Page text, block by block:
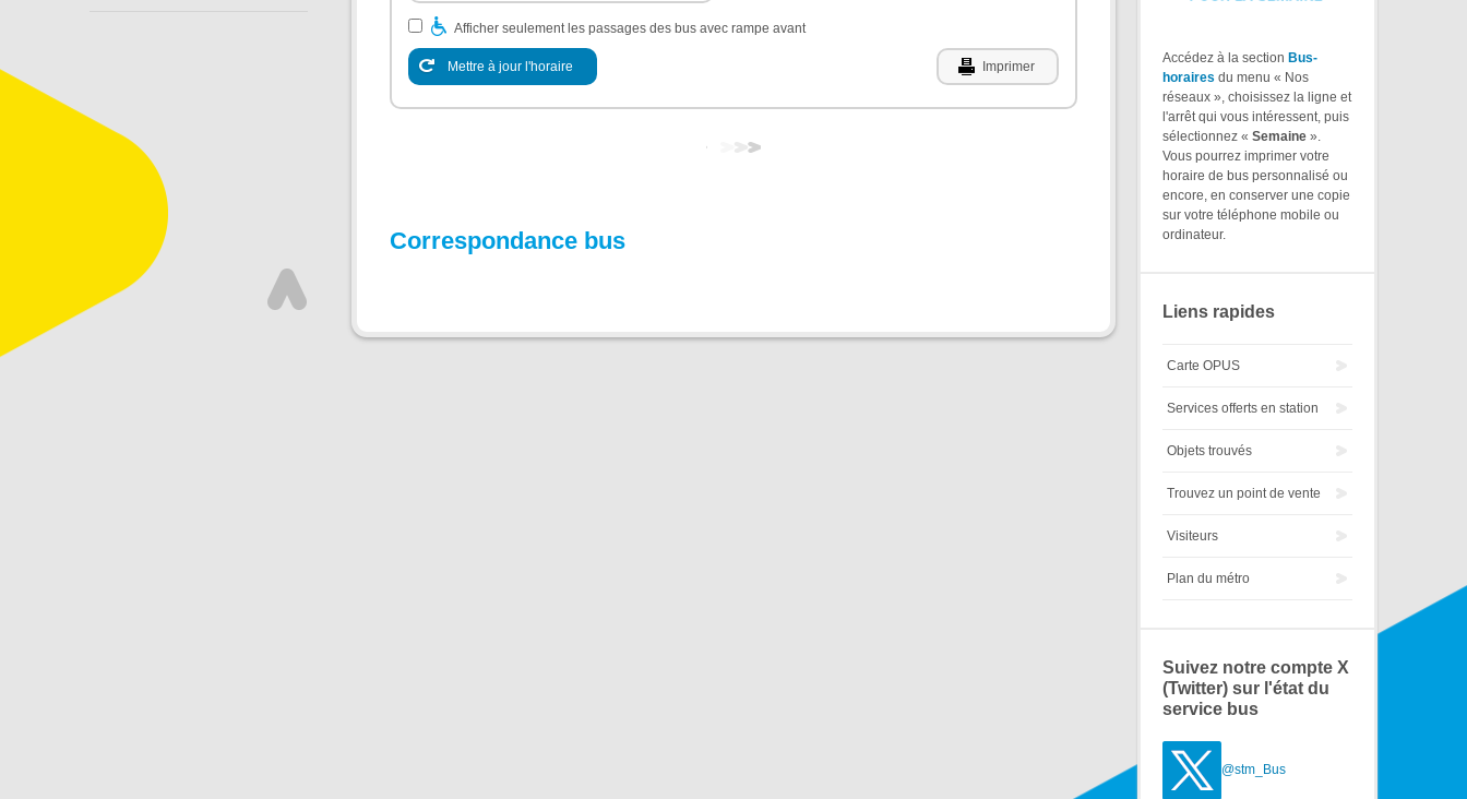
Afficher seulement les passages des bus avec rampe avant
Mettre à jour l'horaire Imprimer
Correspondance bus
Accédez à la section Bus-
horaires du menu « Nos
réseaux », choisissez la ligne et
l'arrêt qui vous intéressent, puis
sélectionnez « Semaine ».
Vous pourrez imprimer votre
horaire de bus personnalisé ou
encore, en conserver une copie
sur votre téléphone mobile ou
ordinateur.
Liens rapides
Carte OPUS
Services offerts en station
Objets trouvés
Trouvez un point de vente
Visiteurs
Plan du métro
Suivez notre compte X
(Twitter) sur l'état du
service bus
@stm_Bus